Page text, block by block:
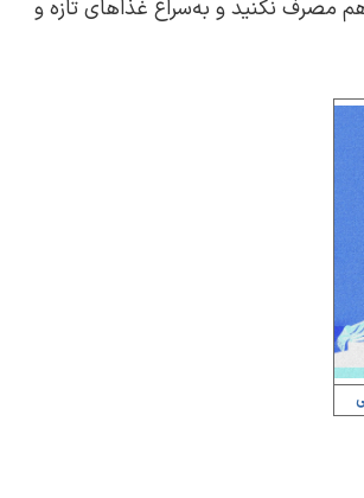
هم مصرف نکنید و به‌سراغ غذاهای تازه و